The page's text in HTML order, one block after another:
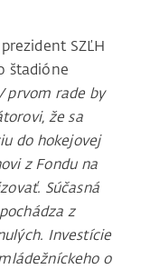
SZĽH
štadióne
prvom rade by
že sa
do hokejovej
z Fondu na
Súčasná
z
Investície
o